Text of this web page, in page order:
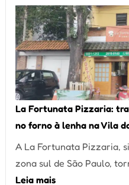
La Fortunata Pizzaria:
no forno à lenha na Vila
A La Fortunata Pizzaria,
zona sul de São Paulo,
Leia mais: